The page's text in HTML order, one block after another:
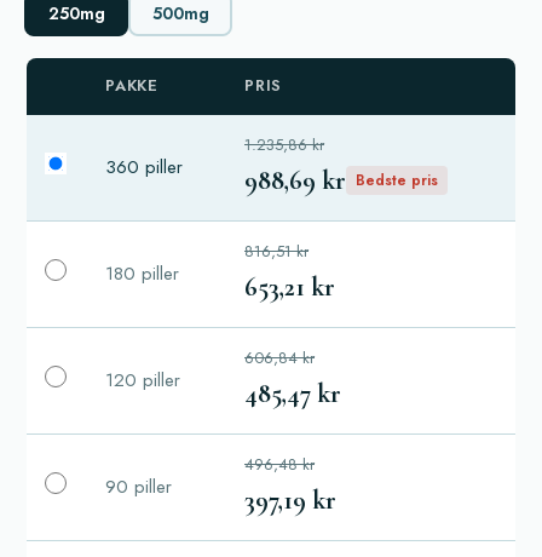
250mg 500mg
PAKKE PRIS
360 piller
1.235,86 kr
988,69 kr Bedste pris
180 piller
816,51 kr
653,21 kr
120 piller
606,84 kr
485,47 kr
90 piller
496,48 kr
397,19 kr